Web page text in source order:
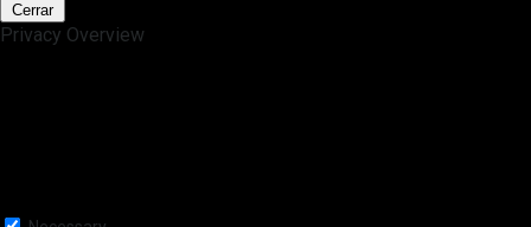
Cerrar
Privacy Overview